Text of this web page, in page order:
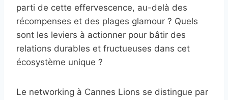
parti de cette effervescence, au-delà des
récompenses et des plages glamour ? Quels
sont les leviers à actionner pour bâtir des
relations durables et fructueuses dans cet
écosystème unique ?
Le networking à Cannes Lions se distingue par